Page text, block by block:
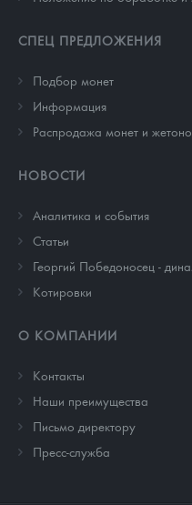
СПЕЦ ПРЕДЛОЖЕНИЯ
Подбор монет
Информация
Распродажа монет и
НОВОСТИ
Аналитика и события
Cтатьи
Георгий Победоносец -
Котировки
О КОМПАНИИ
Контакты
Наши преимущества
Письмо директору
Пресс-служба